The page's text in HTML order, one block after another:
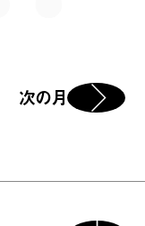
次の月